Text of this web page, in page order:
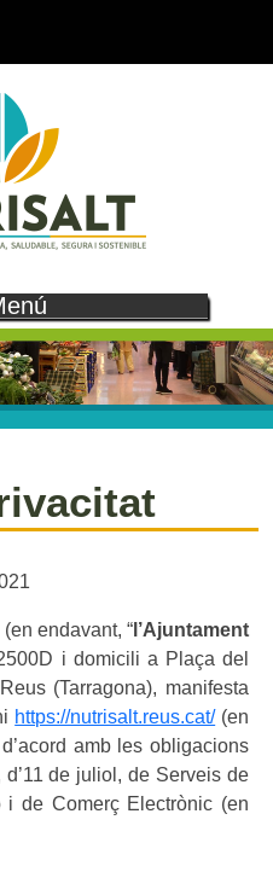
Navegació principal
(en endavant, “ l’Ajuntament
i domicili a Plaça del
(Tarragona), manifesta
https://nutrisalt.reus.cat/(en
d’acord amb les obligacions
de juliol, de Serveis de
i de Comerç Electrònic (en